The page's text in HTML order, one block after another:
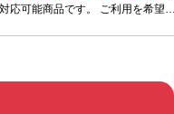
ご希望の場合、作成作業のため最
。
ティング2025 ゴールドメダル、
対応可能商品です。 ご利用を希望
ご希望の場合、作成作業のため最
+1日後より配送指定日をご選択
日翌日の配送となります。ご了承
。